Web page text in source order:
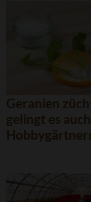
Geranien
gelingt es auch